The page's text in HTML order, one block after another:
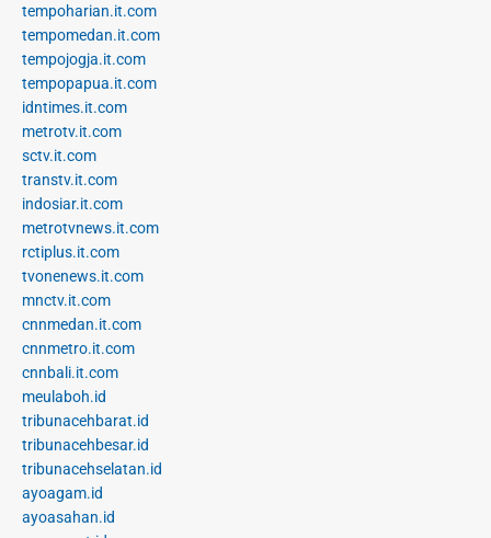
tempoharian.it.com
tempomedan.it.com
tempojogja.it.com
tempopapua.it.com
idntimes.it.com
metrotv.it.com
sctv.it.com
transtv.it.com
indosiar.it.com
metrotvnews.it.com
rctiplus.it.com
tvonenews.it.com
mnctv.it.com
cnnmedan.it.com
cnnmetro.it.com
cnnbali.it.com
meulaboh.id
tribunacehbarat.id
tribunacehbesar.id
tribunacehselatan.id
ayoagam.id
ayoasahan.id